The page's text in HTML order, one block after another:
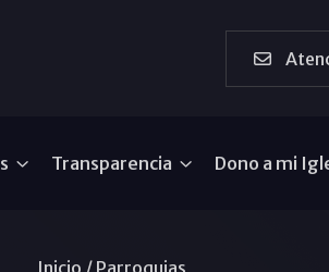
Transparencia Dono a mi
Inicio / Parroquias